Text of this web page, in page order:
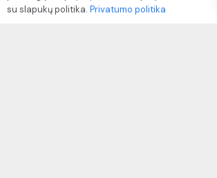
Pinigų ir prekių grąžinimo politika
su slapukų politika. Privatumo politika